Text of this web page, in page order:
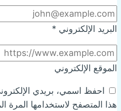
البريد الإلكتروني *
الموقع الإلكتروني
احفظ اسمي، بريدي
هذا المتصفح لاستخدامها المرة